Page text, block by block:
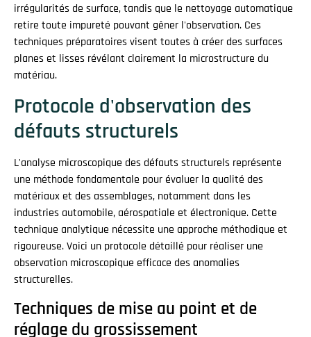
irrégularités de surface, tandis que le nettoyage automatique
retire toute impureté pouvant gêner l'observation. Ces
techniques préparatoires visent toutes à créer des surfaces
planes et lisses révélant clairement la microstructure du
matériau.
Protocole d'observation des
défauts structurels
L'analyse microscopique des défauts structurels représente
une méthode fondamentale pour évaluer la qualité des
matériaux et des assemblages, notamment dans les
industries automobile, aérospatiale et électronique. Cette
technique analytique nécessite une approche méthodique et
rigoureuse. Voici un protocole détaillé pour réaliser une
observation microscopique efficace des anomalies
structurelles.
Techniques de mise au point et de
réglage du grossissement